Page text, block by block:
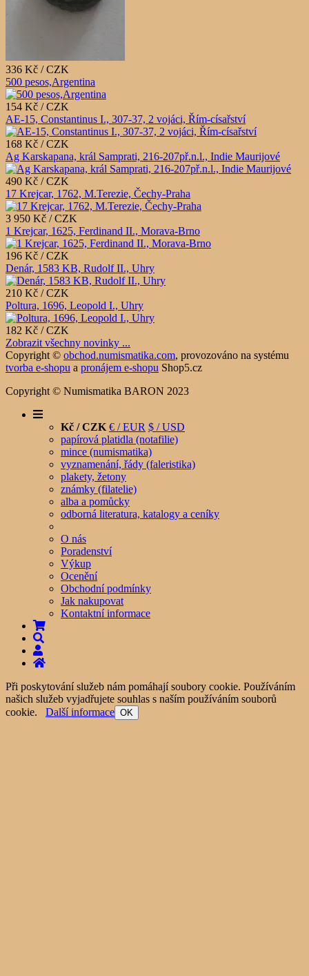
336 Kč / CZK
500 pesos,Argentina
154 Kč / CZK
AE-15, Constantinus I., 307-37, 2 vojáci, Řím-císařství
168 Kč / CZK
Ag Karskapana, král Samprati, 216-207př.n.l., Indie Maurijové
490 Kč / CZK
17 Krejcar, 1762, M.Terezie, Čechy-Praha
3 950 Kč / CZK
1 Krejcar, 1625, Ferdinand II., Morava-Brno
196 Kč / CZK
Denár, 1583 KB, Rudolf II., Uhry
210 Kč / CZK
Poltura, 1696, Leopold I., Uhry
182 Kč / CZK
Zobrazit všechny novinky ...
Copyright © obchod.numismatika.com, provozováno na systému
tvorba e-shopu a pronájem e-shopu Shop5.cz
Copyright © Numismatika BARON 2023
Kč / CZK € / EUR $ / USD
papírová platidla (notafilie)
mince (numismatika)
vyznamenání, řády (faleristika)
plakety, žetony
známky (filatelie)
alba a pomůcky
odborná literatura, katalogy a ceníky
O nás
Poradenství
Výkup
Ocenění
Obchodní podmínky
Jak nakupovat
Kontaktní informace
Při poskytování služeb nám pomáhají soubory cookie. Používáním
našich služeb vyjadřujete souhlas s naším používáním souborů
cookie. Další informace